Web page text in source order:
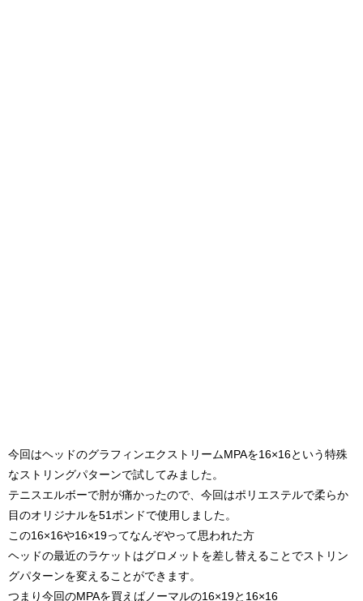
今回はヘッドのグラフィンエクストリームMPAを16×16という特殊
なストリングパターンで試してみました。
テニスエルボーで肘が痛かったので、今回はポリエステルで柔らか
目のオリジナルを51ポンドで使用しました。
この16×16や16×19ってなんぞやって思われた方
ヘッドの最近のラケットはグロメットを差し替えることでストリン
グパターンを変えることができます。
つまり今回のMPAを買えばノーマルの16×19と16×16